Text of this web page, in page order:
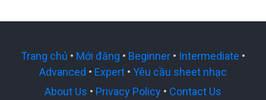
Trang chủ • Mới đăng • Beginner • Intermediate •
Advanced • Expert • Yêu cầu sheet nhạc
About Us • Privacy Policy • Contact Us